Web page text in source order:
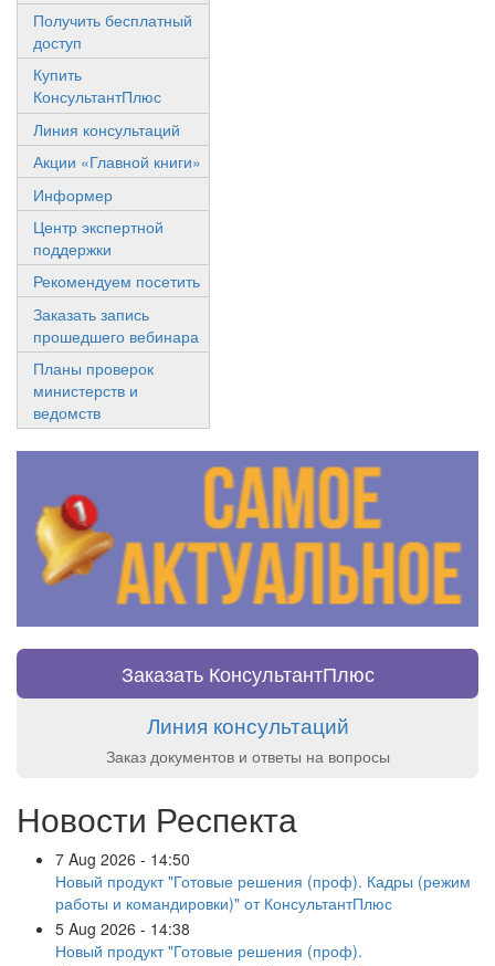
Получить бесплатный
доступ
Купить
КонсультантПлюс
Линия консультаций
Акции «Главной книги»
Информер
Центр экспертной
поддержки
Рекомендуем посетить
Заказать запись
прошедшего вебинара
Планы проверок
министерств и
ведомств
Заказать КонсультантПлюс
Линия консультаций
Заказ документов и ответы на вопросы
Новости Респекта
7 Aug 2026 - 14:50
Новый продукт "Готовые решения (проф). Кадры (режим
работы и командировки)" от КонсультантПлюс
5 Aug 2026 - 14:38
Новый продукт "Готовые решения (проф).